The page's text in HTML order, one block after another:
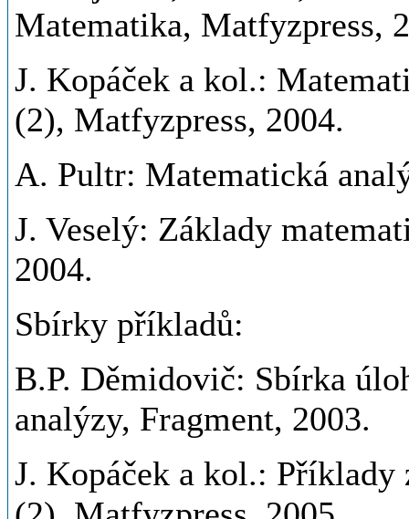
Matematika, Matfyzpress,
J. Kopáček a kol.:
(2), Matfyzpress, 2004.
A. Pultr: Matematická
J. Veselý: Základy
2004.
Sbírky příkladů:
B.P. Děmidovič: Sbírka
analýzy, Fragment, 2003.
J. Kopáček a kol.: